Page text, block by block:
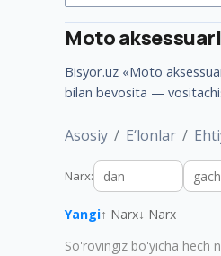
Moto
Bisyor.uz «Moto
bilan bevosita —
Asosiy E‘lonlar
Narx:
Yangi↑ Narx↓ Narx
So'rovingiz bo'yicha hech